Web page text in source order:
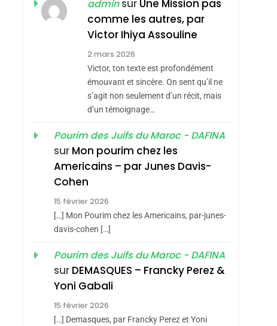
REVENDIQUE MA
JUDAÏTE Par Thérèse
Zrihen-Dvir
CE QUI NOUS
MANQUE – Jacques
Hadida
JUDAISME
Maroc : Les Amandes
De Tafraout, Le Miel
De Tadla Azilal
Consacrés Produits
Du Terroir
DAFINA MAROC
Oeil Ravageur –
2
Dis Guerre»: La
Nouvelle Chanson De
Boy George
ISRAÉL JUDAISME
adminsur Une Mission pas
comme les autres, par
Victor Ihiya Assouline
2 mars 2026
Victor, ton texte est profondément
émouvant et sincère. On sent qu’il ne
s’agit non seulement d’un récit, mais
d’un témoignage…
Pourim des Juifs du Maroc - DAFINA
sur Mon pourim chez les
Americains – par Junes Davis-
Cohen
15 février 2026
[…] Mon Pourim chez les Americains, par-junes-
davis-cohen […]
Pourim des Juifs du Maroc - DAFINA
sur DEMASQUES – Francky Perez &
Yoni Gabali
15 février 2026
[…] Demasques, par Francky Perez et Yoni